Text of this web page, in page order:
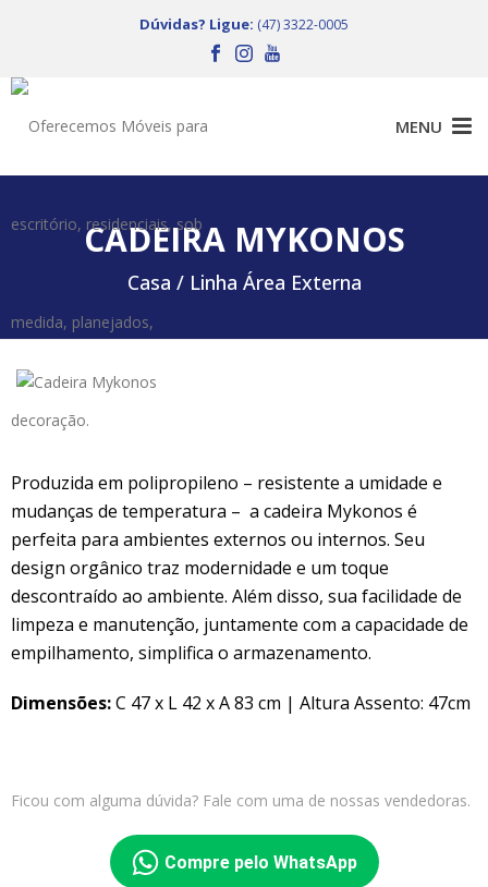
Dúvidas? Ligue: (47) 3322-0005
CADEIRA MYKONOS
Casa / Linha Área Externa
Produzida em polipropileno – resistente a umidade e
mudanças de temperatura – a cadeira Mykonos é
perfeita para ambientes externos ou internos. Seu
design orgânico traz modernidade e um toque
descontraído ao ambiente. Além disso, sua facilidade de
limpeza e manutenção, juntamente com a capacidade de
empilhamento, simplifica o armazenamento.
Dimensões:C 47 x L 42 x A 83 cm | Altura Assento: 47cm
Ficou com alguma dúvida? Fale com uma de nossas vendedoras.
Compre pelo WhatsApp